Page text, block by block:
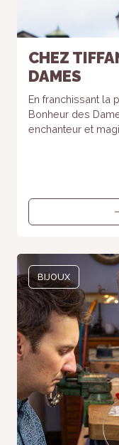
CHEZ
DAMES
En franchissant la
Bonheur des
enchanteur et
BIJOUX